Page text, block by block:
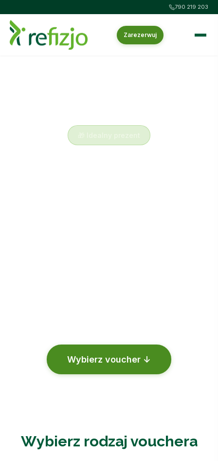
790 219 203
Zarezerwuj
Wybierz voucher ↓
Wybierz rodzaj vouchera